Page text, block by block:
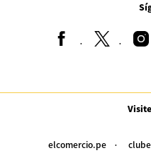
elcomercio.pe